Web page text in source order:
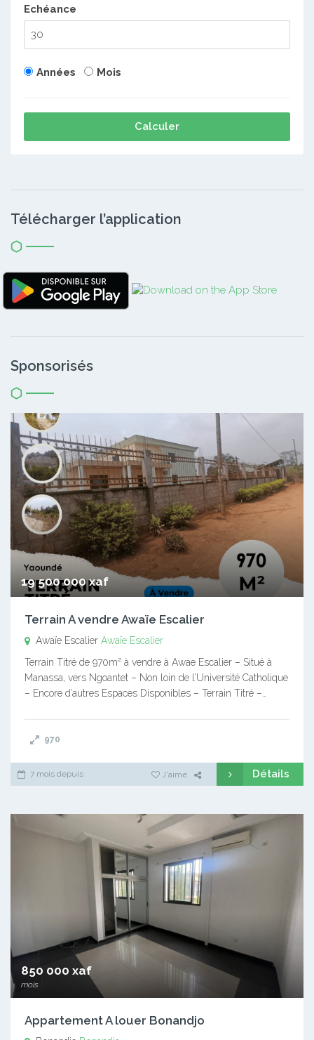
Echéance
Années Mois
Calculer
Télécharger l’application
Sponsorisés
19 500 000 xaf
Terrain A vendre Awaïe Escalier
Awaïe Escalier Awaïe Escalier
Terrain Titré de 970m² à vendre à Awae Escalier – Situé à
Manassa, vers Ngoantet – Non loin de l’Université Catholique
– Encore d’autres Espaces Disponibles – Terrain Titré –…
970
7 mois depuis J'aime Détails
850 000 xaf
mois
Appartement A louer Bonandjo